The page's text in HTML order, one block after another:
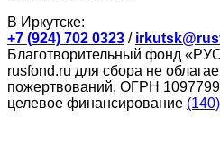
В Иркутске:
+7 (924) 702 0323 /
Благотворительный фонд
rusfond.ru для сбора не
пожертвований, ОГРН
целевое финансирование (140)